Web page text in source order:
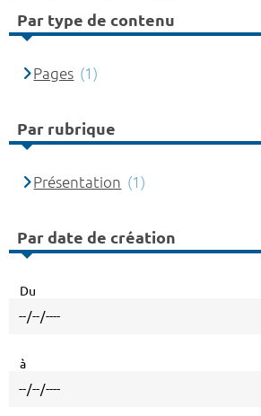
Par type de contenu
Pages (1)
Par rubrique
Présentation (1)
Par date de création
Du
à